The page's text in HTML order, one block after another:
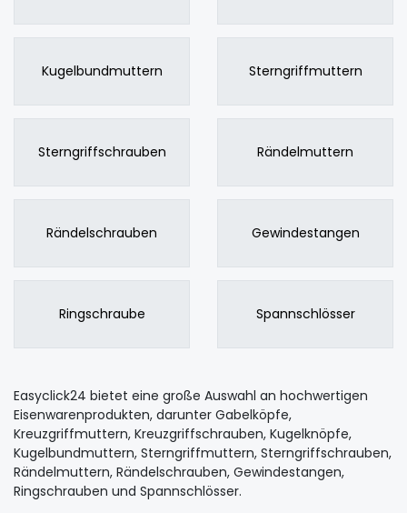
Kugelbundmuttern Sterngriffmuttern
Sterngriffschrauben Rändelmuttern
Rändelschrauben Gewindestangen
Ringschraube Spannschlösser
Easyclick24 bietet eine große Auswahl an hochwertigen
Eisenwarenprodukten, darunter Gabelköpfe,
Kreuzgriffmuttern, Kreuzgriffschrauben, Kugelknöpfe,
Kugelbundmuttern, Sterngriffmuttern, Sterngriffschrauben,
Rändelmuttern, Rändelschrauben, Gewindestangen,
Ringschrauben und Spannschlösser.